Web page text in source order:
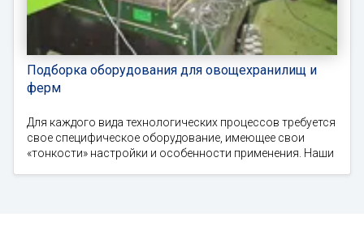
Подборка оборудования для овощехранилищ и
ферм
Для каждого вида технологических процессов требуется
свое специфическое оборудование, имеющее свои
«тонкости» настройки и особенности применения. Наши